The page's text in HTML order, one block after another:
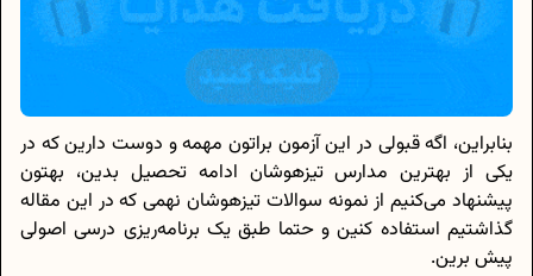
بنابراین، اگه قبولی در این آزمون براتون مهمه و دوست دارین که در
یکی از بهترین مدارس تیزهوشان ادامه تحصیل بدین، بهتون
پیشنهاد می‌کنیم از نمونه سوالات تیزهوشان نهمی که در این مقاله
گذاشتیم استفاده کنین و حتما طبق یک برنامه‌ریزی درسی اصولی
پیش برین.